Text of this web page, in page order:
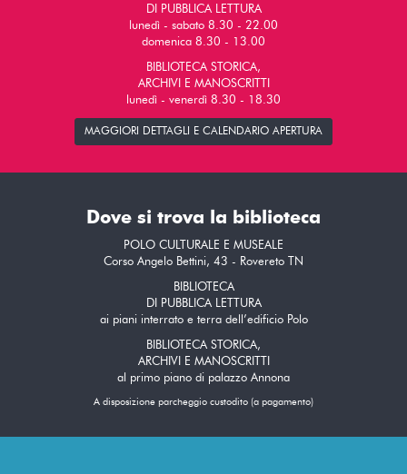
DI PUBBLICA LETTURA
lunedì - sabato 8.30 - 22.00
domenica 8.30 - 13.00
BIBLIOTECA STORICA,
ARCHIVI E MANOSCRITTI
lunedì - venerdì 8.30 - 18.30
MAGGIORI DETTAGLI E CALENDARIO APERTURA
Dove si trova la biblioteca
POLO CULTURALE E MUSEALE
Corso Angelo Bettini, 43 - Rovereto TN
BIBLIOTECA
DI PUBBLICA LETTURA
ai piani interrato e terra dell’edificio Polo
BIBLIOTECA STORICA,
ARCHIVI E MANOSCRITTI
al primo piano di palazzo Annona
A disposizione parcheggio custodito (a pagamento)